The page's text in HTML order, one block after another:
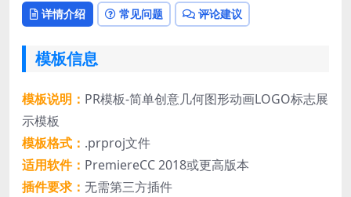
详情介绍 常见问题 评论建议
模板信息
模板说明： PR模板-简单创意几何图形动画LOGO标志展
示模板
模板格式： .prproj文件
适用软件： PremiereCC 2018或更高版本
插件要求： 无需第三方插件